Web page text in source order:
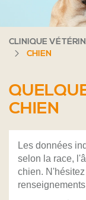
CLINIQUE
CHIEN
CHIEN
Les données
selon la race,
chien.